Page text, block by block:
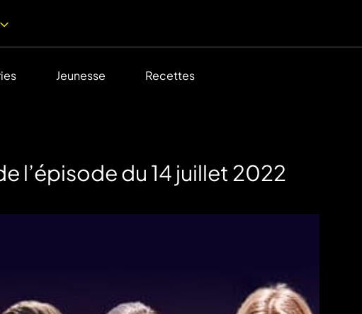
Jeunesse Recettes
l’épisode du 14 juillet 2022